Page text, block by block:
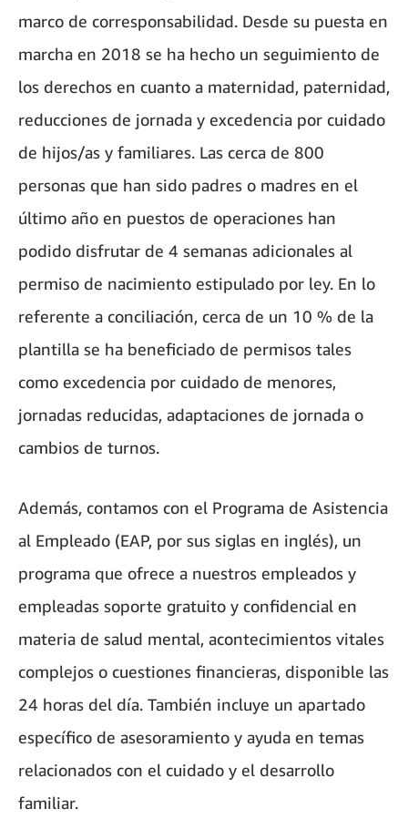
marco de corresponsabilidad. Desde su puesta en
marcha en 2018 se ha hecho un seguimiento de
los derechos en cuanto a maternidad, paternidad,
reducciones de jornada y excedencia por cuidado
de hijos/as y familiares. Las cerca de 800
personas que han sido padres o madres en el
último año en puestos de operaciones han
podido disfrutar de 4 semanas adicionales al
permiso de nacimiento estipulado por ley. En lo
referente a conciliación, cerca de un 10 % de la
plantilla se ha beneficiado de permisos tales
como excedencia por cuidado de menores,
jornadas reducidas, adaptaciones de jornada o
cambios de turnos.
Además, contamos con el Programa de Asistencia
al Empleado (EAP, por sus siglas en inglés), un
programa que ofrece a nuestros empleados y
empleadas soporte gratuito y confidencial en
materia de salud mental, acontecimientos vitales
complejos o cuestiones financieras, disponible las
24 horas del día. También incluye un apartado
específico de asesoramiento y ayuda en temas
relacionados con el cuidado y el desarrollo
familiar.